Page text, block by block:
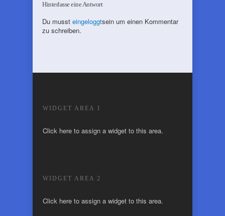
Hinterlasse eine Antwort
Du musst eingeloggtsein um einen Kommentar
zu schreiben.
WIDGET AREA 1
Click here to assign a widget to this area.
WIDGET AREA 2
Click here to assign a widget to this area.